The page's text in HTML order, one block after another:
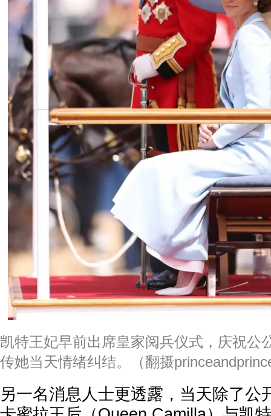
凯特王妃早前出席皇家阅兵仪式，庆祝公
传她当天情绪纠结。（翻摄
另一名消息人士更透露，当天除了公